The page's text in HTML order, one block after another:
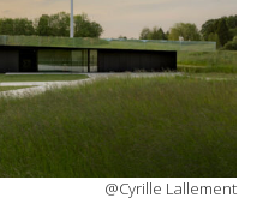
@Cyrille Lallement